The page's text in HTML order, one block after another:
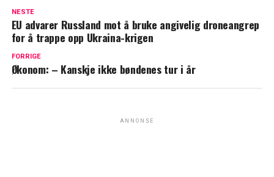
NESTE
EU advarer Russland mot å bruke angivelig droneangrep
for å trappe opp Ukraina-krigen
FORRIGE
Økonom: – Kanskje ikke bøndenes tur i år
ANNONSE